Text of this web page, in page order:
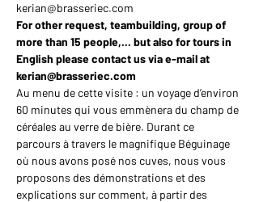
kerian@brasseriec.com
For other request, teambuilding, group of
more than 15 people,... but also for tours in
English please contact us via e-mail at
kerian@brasseriec.com
Au menu de cette visite : un voyage d’environ
60 minutes qui vous emmènera du champ de
céréales au verre de bière. Durant ce
parcours à travers le magnifique Béguinage
où nous avons posé nos cuves, nous vous
proposons des démonstrations et des
explications sur comment, à partir des